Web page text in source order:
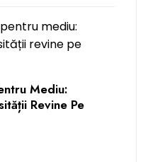
Mediu:
Revine Pe